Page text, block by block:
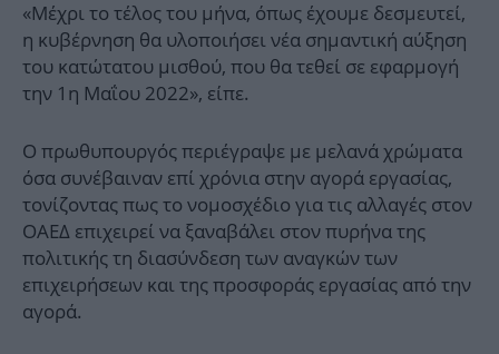
«Μέχρι το τέλος του μήνα, όπως έχουμε δεσμευτεί,
η κυβέρνηση θα υλοποιήσει νέα σημαντική αύξηση
του κατώτατου μισθού, που θα τεθεί σε εφαρμογή
την 1η Μαΐου 2022», είπε.
Ο πρωθυπουργός περιέγραψε με μελανά χρώματα
όσα συνέβαιναν επί χρόνια στην αγορά εργασίας,
τονίζοντας πως το νομοσχέδιο για τις αλλαγές στον
ΟΑΕΔ επιχειρεί να ξαναβάλει στον πυρήνα της
πολιτικής τη διασύνδεση των αναγκών των
επιχειρήσεων και της προσφοράς εργασίας από την
αγορά.